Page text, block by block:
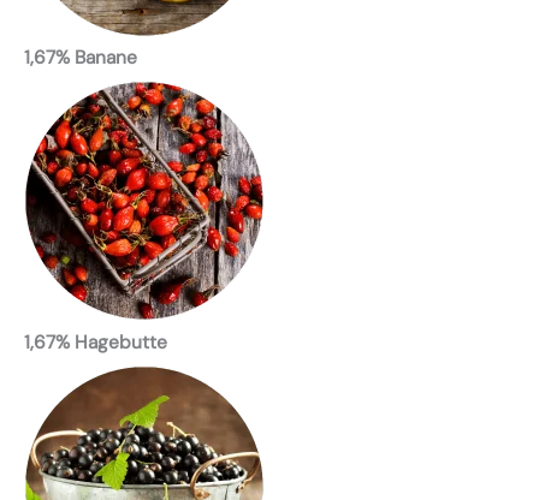
1,67% Banane
1,67% Hagebutte